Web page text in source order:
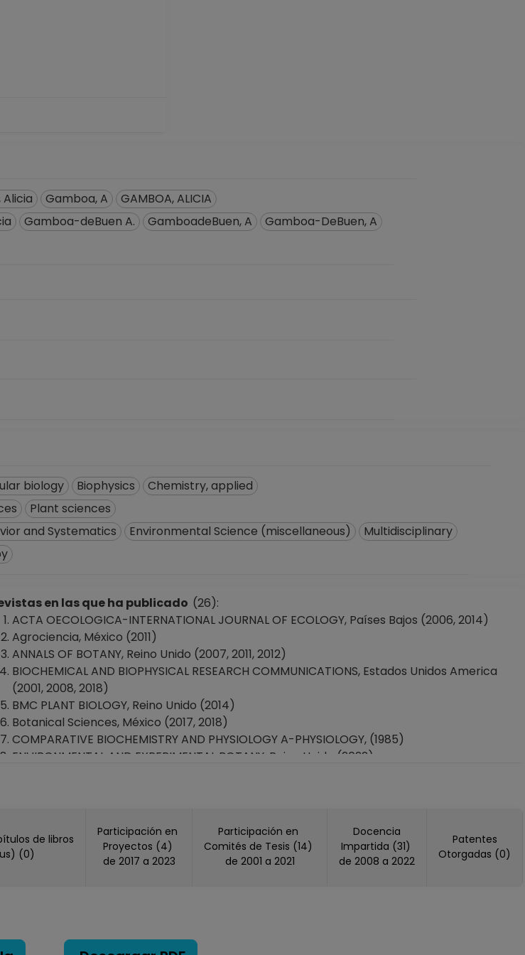
Gamboa, A
GAMBOA, ALICIA
Gamboa-deBuen A. GamboadeBuen, A
Gamboa-DeBuen, A
biology Biophysics
Chemistry, applied
Plant sciences
and Systematics Environmental Science (miscellaneous)
Multidisciplinary
en las que ha publicado (26):
ACTA OECOLOGICA-INTERNATIONAL JOURNAL OF ECOLOGY, Países Bajos (2006, 2014)
Agrociencia, México (2011)
ANNALS OF BOTANY, Reino Unido (2007, 2011, 2012)
BIOCHEMICAL AND BIOPHYSICAL RESEARCH COMMUNICATIONS, Estados Unidos America
(2001, 2008, 2018)
BMC PLANT BIOLOGY, Reino Unido (2014)
Botanical Sciences, México (2017, 2018)
COMPARATIVE BIOCHEMISTRY AND PHYSIOLOGY A-PHYSIOLOGY, (1985)
ENVIRONMENTAL AND EXPERIMENTAL BOTANY, Reino Unido (2022)
JOURNAL OF NATURAL PRODUCTS, Estados Unidos America (2000)
JOURNAL OF PLANT PHYSIOLOGY, Alemania (2018)
MOLECULAR PHYLOGENETICS AND EVOLUTION, Estados Unidos America (2012)
PLANT PATHOLOGY JOURNAL, Pakistán (2017)
de libros
(WoS y Scopus) (0)
Participación en
Proyectos (4)
de 2017 a 2023
Participación en
Comités de Tesis (14)
de 2001 a 2021
Docencia
Impartida (31)
de 2008 a 2022
Patentes
Otorgadas (0)